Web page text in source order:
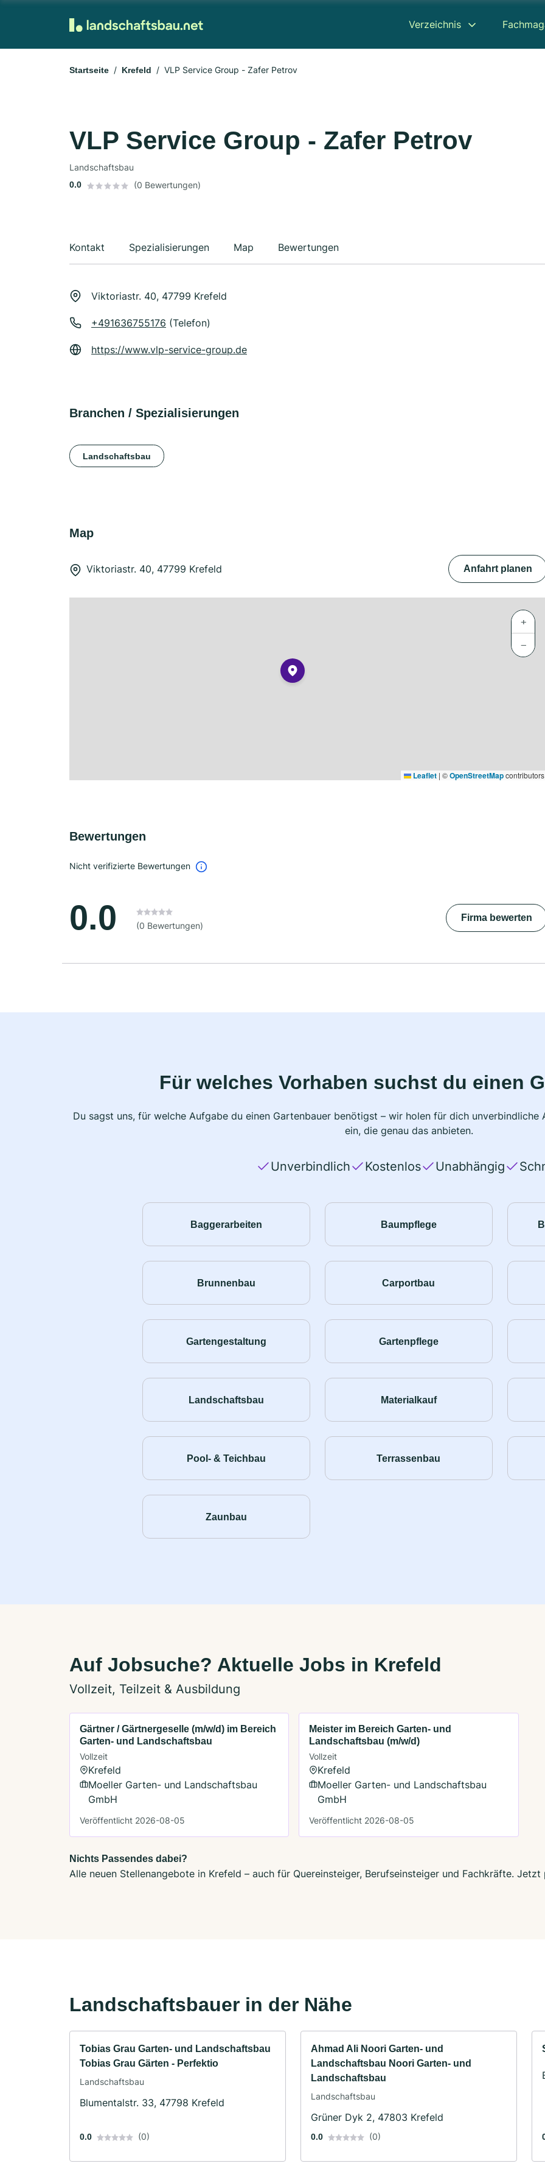
Verzeichnis
Startseite Krefeld VLP Service Group - Zafer Petrov
VLP Service Group - Zafer Petrov
Landschaftsbau
0.0 (0 Bewertungen)
Kontakt Spezialisierungen Map Bewertungen
Viktoriastr. 40, 47799 Krefeld
+491636755176 (Telefon)
https://www.vlp-service-group.de
Branchen / Spezialisierungen
Landschaftsbau
Map
Viktoriastr. 40, 47799 Krefeld Anfahrt planen
+
−
Leaflet | ©OpenStreetMapcontributors
Bewertungen
Nicht verifizierte Bewertungen
0.0 (0 Bewertungen)
Firma bewerten
Für welches Vorhaben suchst du einen
Du sagst uns, für welche Aufgabe du einen Gartenbauer benötigst – wir holen für dich
ein, die genau das anbieten.
Unverbindlich Kostenlos Unabhängig
Baggerarbeiten Baumpflege
Brunnenbau Carportbau
Gartengestaltung Gartenpflege
Landschaftsbau Materialkauf
Pool- & Teichbau Terrassenbau
Zaunbau
Auf Jobsuche? Aktuelle Jobs in Krefeld
Vollzeit, Teilzeit & Ausbildung
Gärtner / Gärtnergeselle (m/w/d) im Bereich
Garten- und Landschaftsbau
Vollzeit
Krefeld
Moeller Garten- und Landschaftsbau
GmbH
Veröffentlicht 2026-08-05
Meister im Bereich Garten- und
Landschaftsbau (m/w/d)
Vollzeit
Krefeld
Moeller Garten- und Landschaftsbau
GmbH
Veröffentlicht 2026-08-05
Nichts Passendes dabei?
Alle neuen Stellenangebote in Krefeld – auch für Quereinsteiger, Berufseinsteiger und Fachkräfte.
Landschaftsbauer in der Nähe
Tobias Grau Garten- und Landschaftsbau
Tobias Grau Gärten - Perfektio
Landschaftsbau
Blumentalstr. 33, 47798 Krefeld
0.0 (0)
Ahmad Ali Noori Garten- und
Landschaftsbau Noori Garten- und
Landschaftsbau
Landschaftsbau
Grüner Dyk 2, 47803 Krefeld
0.0 (0)